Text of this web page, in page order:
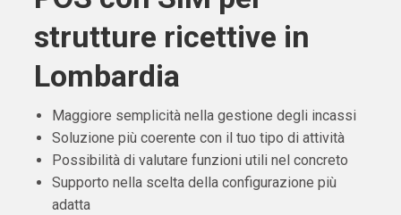
strutture ricettive in
Lombardia
Maggiore semplicità nella gestione degli incassi
Soluzione più coerente con il tuo tipo di attività
Possibilità di valutare funzioni utili nel concreto
Supporto nella scelta della configurazione più
adatta